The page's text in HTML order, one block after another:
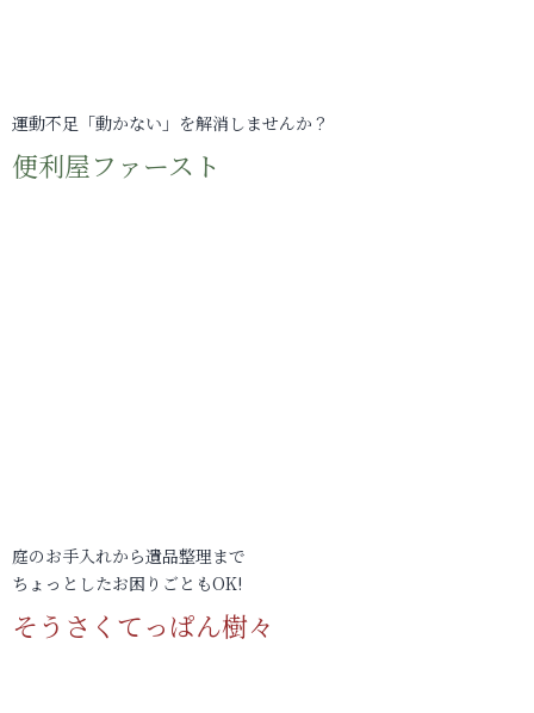
運動不足「動かない」を解消しませんか？
便利屋ファースト
庭のお手入れから遺品整理まで
ちょっとしたお困りごともOK!
そうさくてっぱん樹々